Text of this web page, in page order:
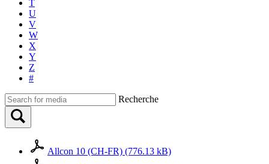
T
U
V
W
X
Y
Z
#
Recherche
Allcon 10 (CH-FR) (776.13 kB)